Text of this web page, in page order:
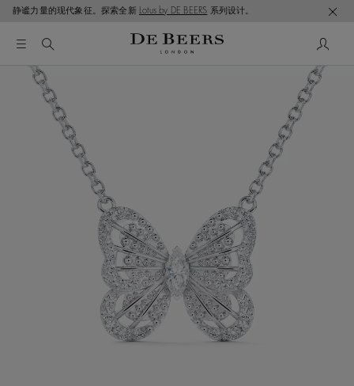
静谧力量的现代象征。探索全新 Lotus by DE BEERS 系列设计。
这是一个带有一张大图像和下面的缩略图轨道的轮播。使用